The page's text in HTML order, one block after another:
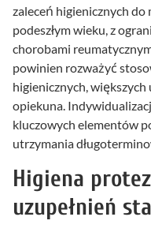
zaleceń higienicznych
podeszłym wieku, z
chorobami
powinien rozważyć
higienicznych,
opiekuna.
kluczowych elementów
utrzymania
Higiena
uzupełnień